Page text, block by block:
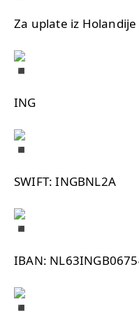
Za uplate iz
ING
SWIFT: INGBNL2A
IBAN: